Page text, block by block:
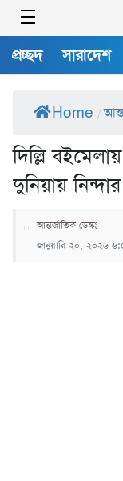
প্রচ্ছদ সারাদেশ
Home /
দিল্লি
দুনিয়ায়
আন্তর্জাতিক ডেস্কঃ-
জানুয়ারি ২০, ২০২৬